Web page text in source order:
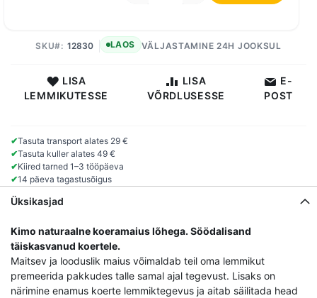
VÄLJASTAMINE 24H JOOKSUL
SKU 12830 LAOS
LISA
LEMMIKUTESSE
LISA
VÕRDLUSESSE
E-
POST
✔Tasuta transport alates 29 €
✔Tasuta kuller alates 49 €
✔Kiired tarned 1–3 tööpäeva
✔14 päeva tagastusõigus
Üksikasjad
Kimo naturaalne koeramaius lõhega. Söödalisand
täiskasvanud koertele.
Maitsev ja looduslik maius võimaldab teil oma lemmikut
premeerida pakkudes talle samal ajal tegevust. Lisaks on
närimine enamus koerte lemmiktegevus ja aitab säilitada head